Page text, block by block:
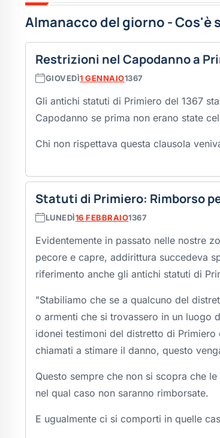
Almanacco del giorno - Cos'è
Restrizioni nel Capodanno a
GIOVEDÌ1 GENNAIO1367
Gli antichi statuti di Primiero del 1367
Capodanno se prima non erano state
Chi non rispettava questa clausola
Statuti di Primiero: Rimborso
LUNEDÌ16 FEBBRAIO1367
Evidentemente in passato nelle nostre
pecore e capre, addirittura succedeva
riferimento anche gli antichi statuti di
"Stabiliamo che se a qualcuno del
o armenti che si trovassero in un luogo
idonei testimoni del distretto di
chiamati a stimare il danno, questo
Questo sempre che non si scopra che
nel qual caso non saranno rimborsate.
E ugualmente ci si comporti in quelle